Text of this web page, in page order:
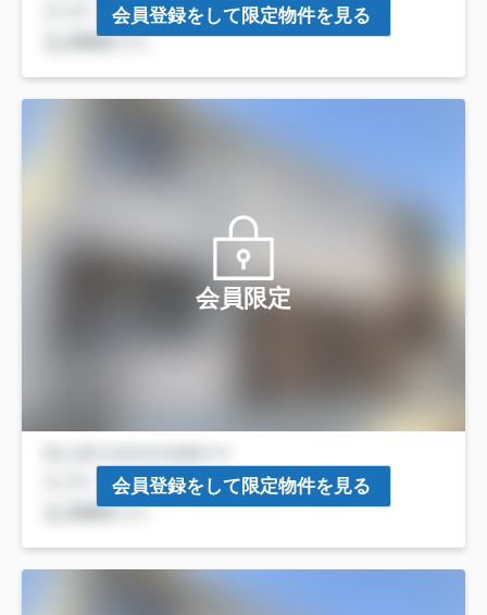
会員登録をして限定物件を見る
会員限定
会員登録をして限定物件を見る